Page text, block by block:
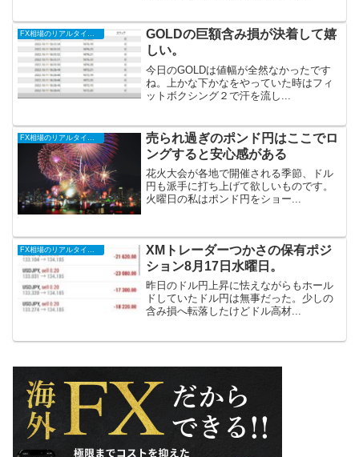
FX相場のリアルタイム情報
GOLDの巨額含み損が決着して嬉
しい。
今日のGOLDは値幅が全然なかったです
ね。上かな下かなをやっていた時はフィ
ットボクシング２で汗を流し...
売られ過ぎのポンド円はここでロ
ングすると安心感がある
花火大会が各地で開催される季節、ドル
円も派手に打ち上げて欲しいものです。
火曜日の私はポンド円をショー...
XMトレーダーつかさの保有ポジ
ション8月17日水曜日。
昨日のドル円上昇に怯えながらもホール
ドしていたドル円は無事だった。少しの
含み損へ転落したけどドル高材...